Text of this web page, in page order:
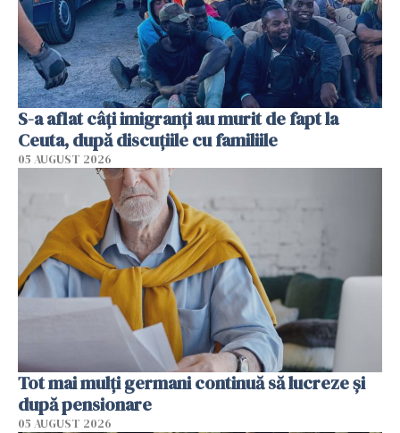
S-a aflat câți imigranți au murit de fapt la
Ceuta, după discuțiile cu familiile
05 AUGUST 2026
Tot mai mulți germani continuă să lucreze și
după pensionare
05 AUGUST 2026